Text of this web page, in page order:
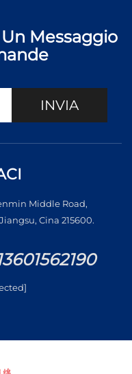
Messaggio
INVIA
Middle Road,
Cina 215600.